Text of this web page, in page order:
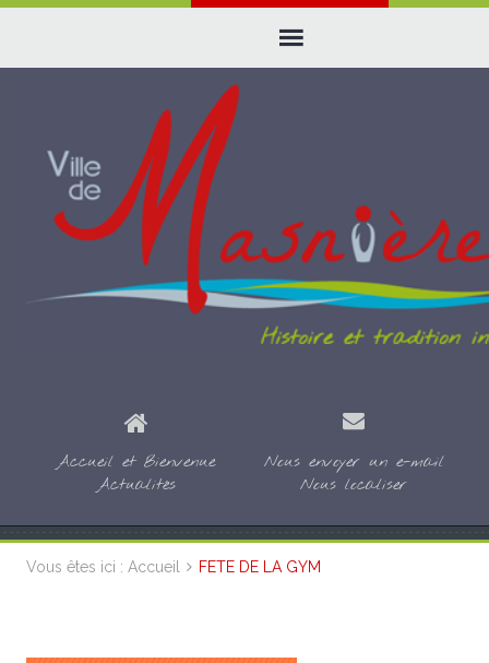
Accueil et Bienvenue
Actualités
Nous envoyer un e-mail
Nous localiser
Vous êtes ici : Accueil FETE DE LA GYM